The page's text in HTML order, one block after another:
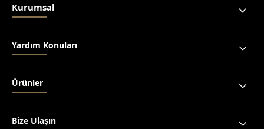
Kurumsal
Yardım Konuları
Ürünler
Bize Ulaşın